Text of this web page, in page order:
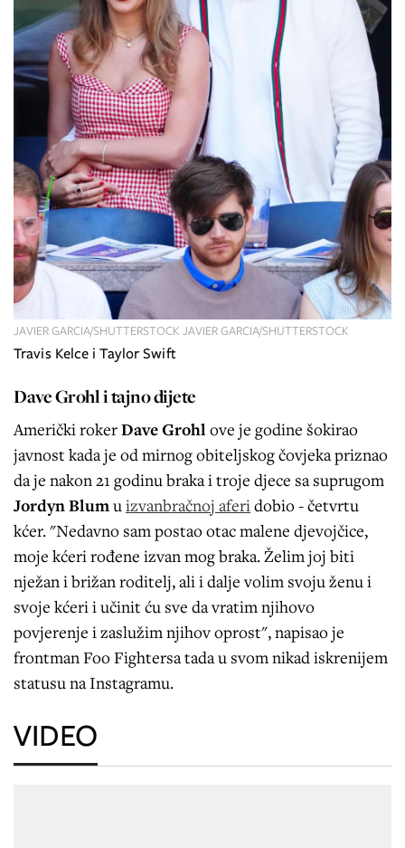
Travis Kelce i Taylor Swift
JAVIER GARCIA/SHUTTERSTOCK JAVIER GARCIA/SHUTTERSTOCK
Dave Grohl i tajno dijete
Američki rokerDave Grohl ove je godine šokirao
javnost kada je od mirnog obiteljskog čovjeka priznao
da je nakon 21 godinu braka i troje djece sa suprugom
Jordyn Blum u izvanbračnoj aferi dobio - četvrtu
kćer. "Nedavno sam postao otac malene djevojčice,
moje kćeri rođene izvan mog braka. Želim joj biti
nježan i brižan roditelj, ali i dalje volim svoju ženu i
svoje kćeri i učinit ću sve da vratim njihovo
povjerenje i zaslužim njihov oprost", napisao je
frontman Foo Fightersa tada u svom nikad iskrenijem
statusu na Instagramu.
VIDEO